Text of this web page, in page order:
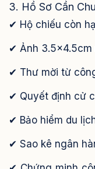
3. Hồ Sơ Cần
✔ Hộ chiếu còn
✔ Ảnh 3.5x4.5cm
✔ Thư mời từ
✔ Quyết định cử
✔ Bảo hiểm du
✔ Sao kê ngân